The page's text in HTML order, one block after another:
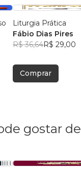
Liturgia Prática
Fábio Dias Pires
R$ 36,64R$ 29,00
Comprar
gostar de